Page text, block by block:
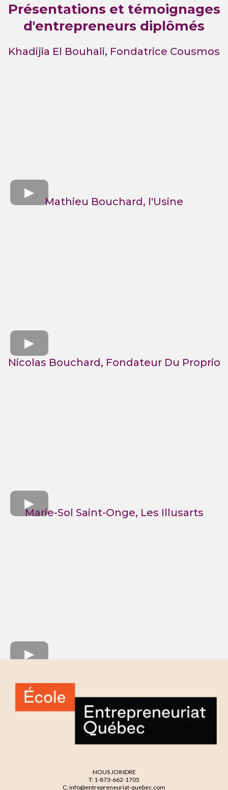
Présentations et témoignages
d'entrepreneurs diplômés
Khadijia El Bouhali, Fondatrice Cousmos
Mathieu Bouchard, l'Usine
Nicolas Bouchard, Fondateur Du Proprio
Marie-Sol Saint-Onge, Les Illusarts
NOUS JOINDRE
T: 1-873-662-1705
C: info@entrepreneuriat-quebec.com